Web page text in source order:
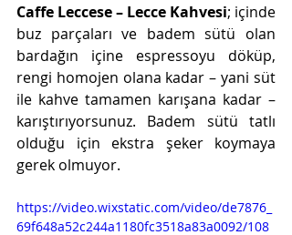
Caffe Leccese – Lecce Kahvesi; içinde
buz parçaları ve badem sütü olan
bardağın içine espressoyu döküp,
rengi homojen olana kadar – yani süt
ile kahve tamamen karışana kadar –
karıştırıyorsunuz. Badem sütü tatlı
olduğu için ekstra şeker koymaya
gerek olmuyor.
https://video.wixstatic.com/video/de7876_
69f648a52c244a1180fc3518a83a0092/108